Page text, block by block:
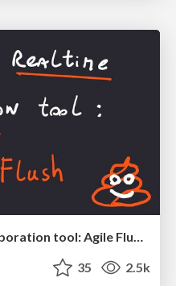
Creating an realtime collaboration tool: Agile Flush - .NET Oxford
35 2.5k